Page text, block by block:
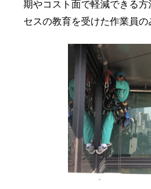
期やコスト面で軽減できる
セスの教育を受けた作業員の